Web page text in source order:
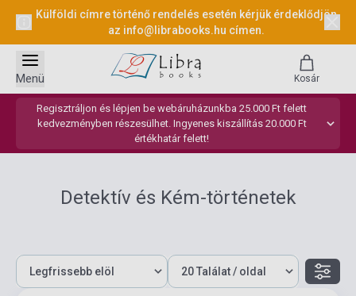
Külföldi címre történő rendelés esetén kérjük érdeklődjön
az info@librabooks.hu címen.
Regisztráljon és lépjen be webáruházunkba 25.000 Ft felett
kedvezményben részesülhet. Ingyenes kiszállítás 20.000 Ft
értékhatár felett!
Menü Kosár
Detektív és Kém-történetek